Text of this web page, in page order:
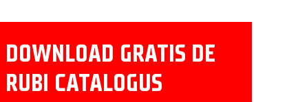
DOWNLOAD GRATIS DE
RUBI CATALOGUS